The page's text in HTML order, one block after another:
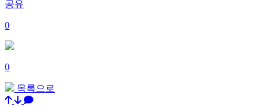
공유
0
0
목록으로